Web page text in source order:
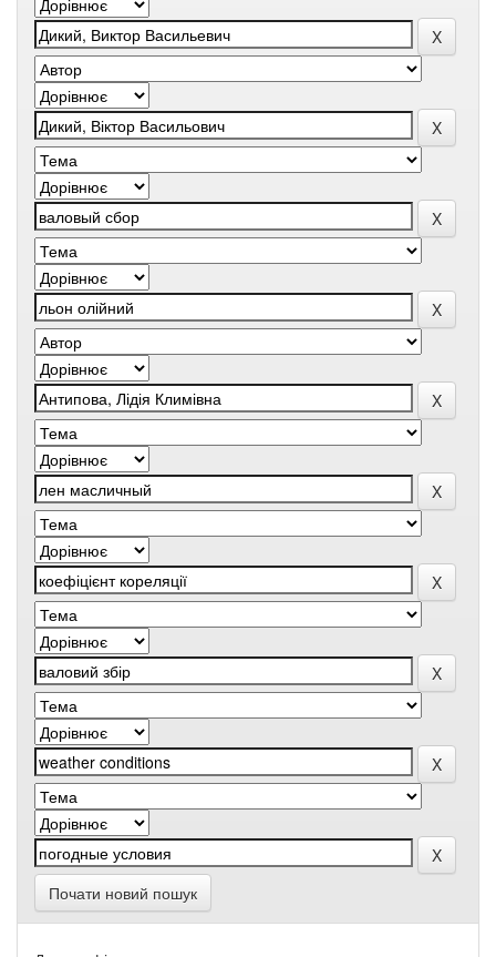
Почати новий пошук